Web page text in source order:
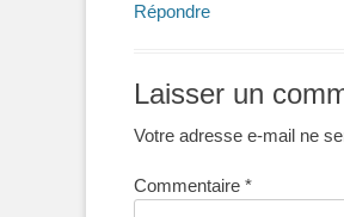
Répondre
Laisser un
Votre adresse e-mail ne
Commentaire *